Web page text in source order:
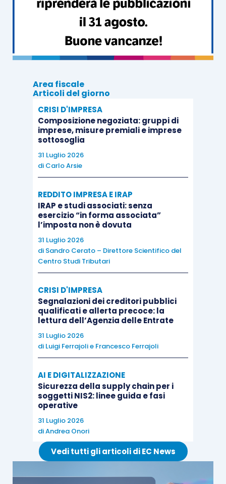
domandaattraverso l’apposita funzione
presente in procedura tramite il tasto
“invia”.
Per compilare la domanda è necessario essere in
possesso delle credenziali di accesso ai servizi
online, che possono essere ottenute effettuando
la registrazione sul portale dell’Istitutoentro e
non oltre le ore 18 del prossimo 3 giugno
2. Invio del codice identificativo (click-day)
Dal 12 giugno 2017
raggiunto o superato la soglia minima di
ammissibilità prevista e salvato definitivamente
registrazione attraverso l’apposita funzione
presente in procedura tramite il tasto “invia”,
potranno accedere all’interno della procedura
informatica ed effettuare il
tutte domande inoltrate, con evidenza di quelle
collocatesi in posizione utile per l’ammissibilità al
finanziamento,
dal giorno di ultimazione della fase di invio del
codice identificativo.
Area fiscale
Articoli del giorno
CRISI D'IMPRESA
Composizione negoziata: gruppi di
imprese, misure premiali e imprese
sottosoglia
31 Luglio 2026
di Carlo Arsie
REDDITO IMPRESA E IRAP
IRAP e studi associati: senza
esercizio “in forma associata”
l’imposta non è dovuta
31 Luglio 2026
di Sandro Cerato – Direttore Scientifico del
Centro Studi Tributari
CRISI D'IMPRESA
Segnalazioni dei creditori pubblici
qualificati e allerta precoce: la
lettura dell’Agenzia delle Entrate
31 Luglio 2026
di Luigi Ferrajolie Francesco Ferrajoli
AI E DIGITALIZZAZIONE
Sicurezza della supply chain per i
soggetti NIS2: linee guida e fasi
operative
31 Luglio 2026
diAndrea Onori
Vedi tutti gli articoli di EC News